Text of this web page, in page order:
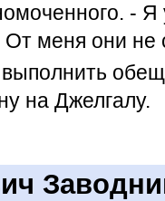
-
От меня они не
на Джелгалу.